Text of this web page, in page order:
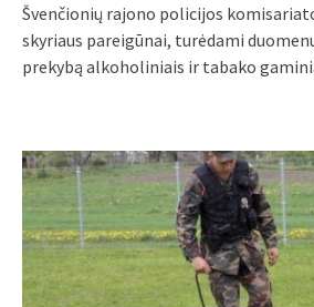
Švenčionių rajono policijos
skyriaus pareigūnai, turėdami
prekybą alkoholiniais ir tabako